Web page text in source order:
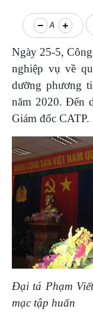
A
Ngày 25-5,
nghiệp vụ về
dưỡng phương
năm 2020. Đến
Giám đốc CATP.
Đại tá Phạm
mạc tập huấn